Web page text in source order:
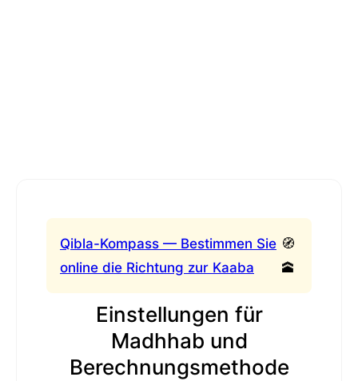
Qibla-Kompass — Bestimmen Sie
online die Richtung zur Kaaba
🧭
🕋
Einstellungen für
Madhhab und
Berechnungsmethode